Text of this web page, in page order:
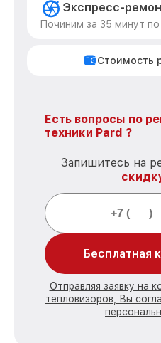
Экспресс-
Починим за 35 минут
Стоимость
Есть вопросы по
техники Pard ?
Запишитесь на
Бесплатная
Отправляя заявку на
тепловизоров, Вы